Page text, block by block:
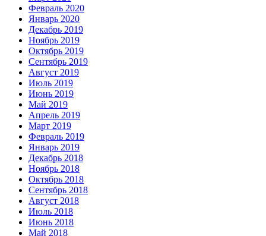
Февраль 2020
Январь 2020
Декабрь 2019
Ноябрь 2019
Октябрь 2019
Сентябрь 2019
Август 2019
Июль 2019
Июнь 2019
Май 2019
Апрель 2019
Март 2019
Февраль 2019
Январь 2019
Декабрь 2018
Ноябрь 2018
Октябрь 2018
Сентябрь 2018
Август 2018
Июль 2018
Июнь 2018
Май 2018